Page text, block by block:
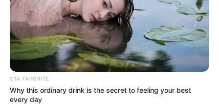
Tenemos todas las noticias que le
interesan. Para estar bien informado, por
favor, active las notificaciones de Alerta.
ACTIVAR AHORA
CTA FAVORITE
Why this ordinary drink is the secret to feeling your best
every day